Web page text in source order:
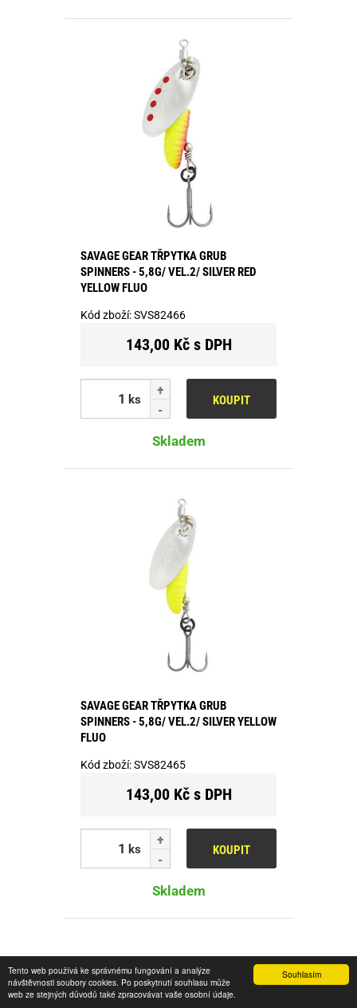
Souhlasím
Tento web používá ke správnému fungování a analýze
návštěvnosti soubory cookies. Po poskytnutí souhlasu může
web ze stejných důvodů také zpracovávat vaše osobní údaje.
SAVAGE GEAR TŘPYTKA GRUB
SPINNERS - 5,8G/ VEL.2/ SILVER RED
YELLOW FLUO
Kód zboží:SVS82466
143,00 Kč s DPH
ks KOUPIT
Skladem
SAVAGE GEAR TŘPYTKA GRUB
SPINNERS - 5,8G/ VEL.2/ SILVER YELLOW
FLUO
Kód zboží:SVS82465
143,00 Kč s DPH
ks KOUPIT
Skladem